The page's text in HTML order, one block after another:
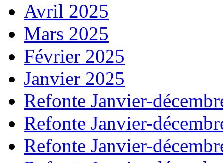
Avril 2025
Mars 2025
Février 2025
Janvier 2025
Refonte Janvier-
Refonte Janvier-
Refonte Janvier-